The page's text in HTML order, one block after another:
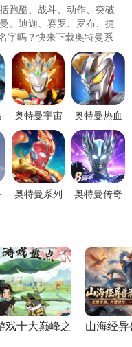
跑酷、战斗、动作、突破
、迪迦、赛罗、罗布、捷
字吗？快来下载奥特曼系
奥特曼宇宙
英雄新版本
20.0.0 安卓
手机版
奥特曼热血
英雄官方正
版安卓v1.42
手机最新
奥特曼系列
奥特曼传奇
戏十大巅峰之
山海经